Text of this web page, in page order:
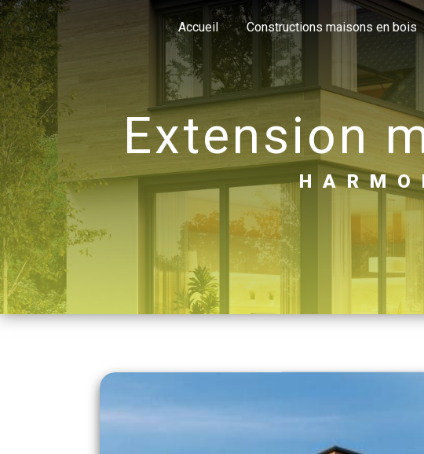
Accueil Constructions maisons en bois
extension
Panneau de gestion des cookies